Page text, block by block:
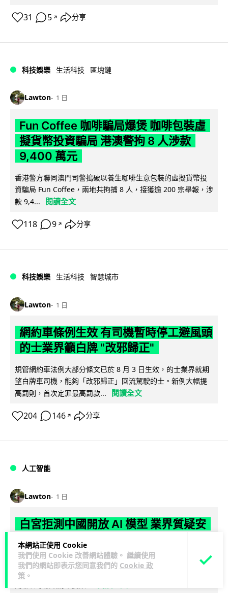
本網站正使用 Cookie
我們使用 Cookie 改善網站體驗。 繼續使用
我們的網站即表示您同意我們的 Cookie 政
策 。
31 5 ↗ 分享
科技娛樂 生活科技 區塊鏈
Lawton 1 日
Fun Coffee 咖啡騙局爆煲 咖啡包裝虛
擬貨幣投資騙局 港澳警拘 8 人涉款
9,400 萬元
香港警方聯同澳門司警搗破以養生咖啡生意包裝的虛擬貨幣投
資騙局 Fun Coffee，兩地共拘捕 8 人，接獲逾 200 宗舉報，涉
款 9,4...
閱讀全文
118 9 ↗ 分享
科技娛樂 生活科技 智慧城市
Lawton 1 日
網約車條例生效 有司機暫時停工避風頭
的士業界籲白牌 "改邪歸正"
規管網約車法例大部分條文已於 8 月 3 日生效，的士業界就期
望白牌車司機，能夠「改邪歸正」回流駕駛的士。新例大幅提
高罰則，首次定罪最高罰款...
閱讀全文
204 146 ↗ 分享
人工智能
Lawton 1 日
白宮拒測中國開放 AI 模型 業界質疑安
全框架選擇性執行
彭博社報道，白宮通知美國頂尖 AI 公司，中國開發的開放權重
模型將不納入特朗普政府新 AI 安全框架的測試範圍。美國業界